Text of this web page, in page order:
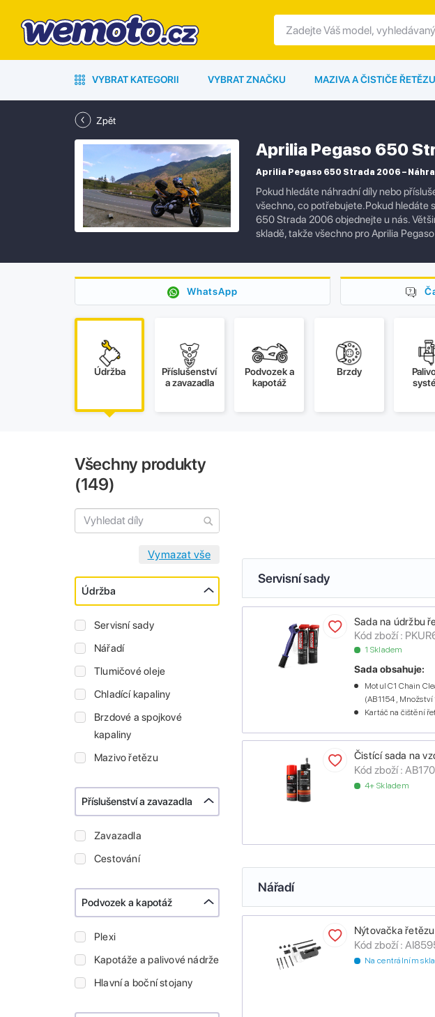
VYBRAT KATEGORII VYBRAT ZNAČKU MAZIVA A ČISTIČE ŘETĚZU
Zpět
Aprilia Pegaso 650
Aprilia Pegaso 650 Strada 2006 –
Pokud hledáte náhradní díly nebo
všechno, co potřebujete.Pokud hledáte
650 Strada 2006 objednejte u nás.
skladě, takže všechno pro Aprilia
WhatsApp
Údržba
Příslušenství
a zavazadla
Podvozek a
kapotáž
Brzdy
Všechny produkty
(149)
Údržba
Servisní sady
Nářadí
Tlumičové oleje
Chladící kapaliny
Brzdové a spojkové
kapaliny
Mazivo řetězu
Příslušenství a zavazadla
Zavazadla
Cestování
Podvozek a kapotáž
Plexi
Kapotáže a palivové nádrže
Hlavní a boční stojany
Servisní sady
Sada na údržbu
Kód zboží :
1 Skladem
Sada obsahuje:
Motul C1 Chain
(AB1154 , Množství
Kartáč na čištění
Čistící sada na
Kód zboží :
4+ Skladem
Nářadí
Nýtovačka řetězu
Kód zboží :
Na centrálním